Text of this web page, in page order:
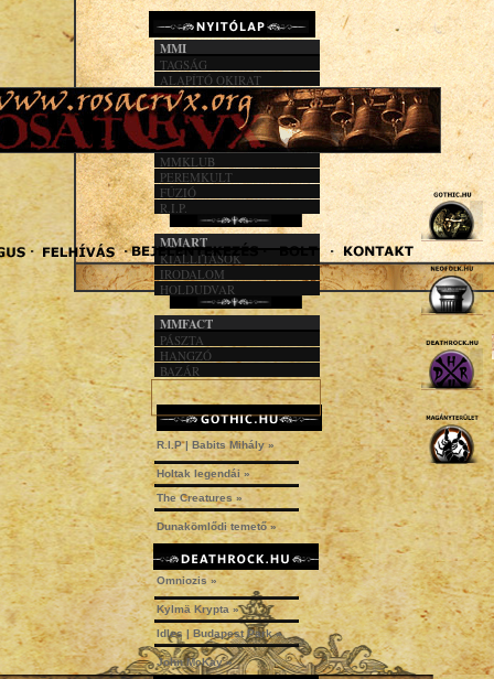
MMI
TAGSÁG
ALAPÍTÓ OKIRAT
KÖZHASZN. JEL.
1%
MMACT
MMKLUB
PEREMKULT
FÚZIÓ
R.I.P.
MMART
KIÁLLÍTÁSOK
IRODALOM
HOLDUDVAR
MMFACT
PÁSZTA
HANGZÓ
BAZÁR
R.I.P | Babits Mihály »
Holtak legendái »
The Creatures »
Dunakömlődi temető »
Omniozis »
Kylmä Krypta »
Idles | Budapest Park »
John McKay »